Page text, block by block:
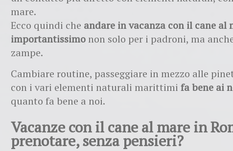
mare.
Ecco quindi che andare in vacanza con il cane al
importantissimo non solo per i padroni, ma
zampe.
Cambiare routine, passeggiare in mezzo alle
con i vari elementi naturali marittimi fa bene ai
quanto fa bene a noi.
Vacanze con il cane al mare in
prenotare, senza pensieri?